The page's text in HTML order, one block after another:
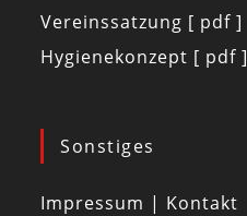
Vereinssatzung [ pdf ]
Hygienekonzept [ pdf ]
Sonstiges
Impressum | Kontakt